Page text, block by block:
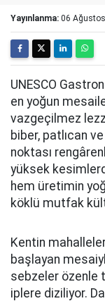
Yayınlanma: 06
UNESCO
en yoğun
vazgeçilmez
biber, patlıcan
noktası
yüksek
hem üretimin
köklü mutfak
Kentin
başlayan
sebzeler özenle
iplere diziliyor.